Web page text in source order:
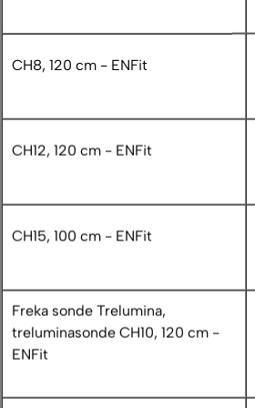
CH8, 120 cm - ENFit
CH12, 120 cm - ENFit
CH15, 100 cm - ENFit
Freka sonde Trelumina,
treluminasonde CH10, 120 cm -
ENFit